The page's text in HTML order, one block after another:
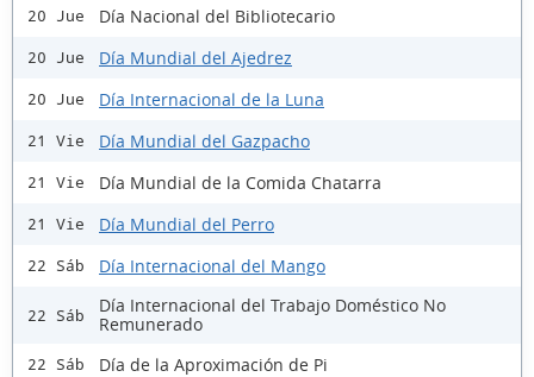
20 Jue Día Nacional del Bibliotecario
20 Jue Día Mundial del Ajedrez
20 Jue Día Internacional de la Luna
21 Vie Día Mundial del Gazpacho
21 Vie Día Mundial de la Comida Chatarra
21 Vie Día Mundial del Perro
22 Sáb Día Internacional del Mango
22 Sáb
Día Internacional del Trabajo Doméstico No
Remunerado
22 Sáb Día de la Aproximación de Pi